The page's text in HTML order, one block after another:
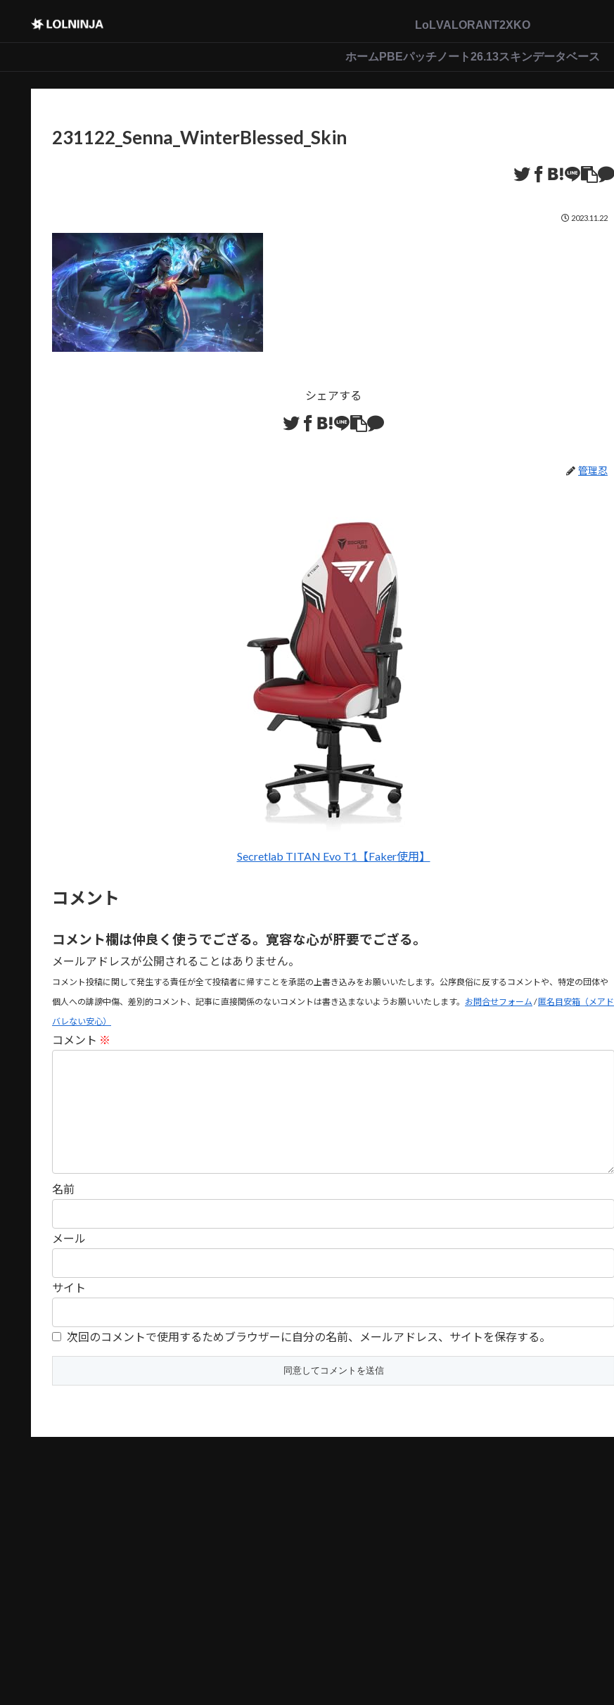
LoLVALORANT2XKO
ホーム PBEパッチノート26.13スキンデータベース
231122_Senna_WinterBlessed_Skin
2023.11.22
シェアする
管理忍
Secretlab TITAN Evo T1【Faker使用】
コメント
コメント欄は仲良く使うでござる。寛容な心が肝要でござる。
メールアドレスが公開されることはありません。
コメント投稿に関して発生する責任が全て投稿者に帰すことを承諾の上書き込みをお願いいたします。公序良俗に反するコメントや、特定の団体や
個人への誹謗中傷、差別的コメント、記事に直接関係のないコメントは書き込まないようお願いいたします。 お問合せフォーム /匿名目安箱（メアド
バレない安心）
コメント ※
名前
メール
サイト
次回のコメントで使用するためブラウザーに自分の名前、メールアドレス、サイトを保存する。